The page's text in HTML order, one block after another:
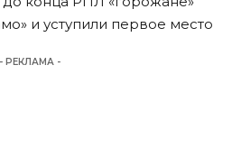
и уступили первое место
- РЕКЛАМА -